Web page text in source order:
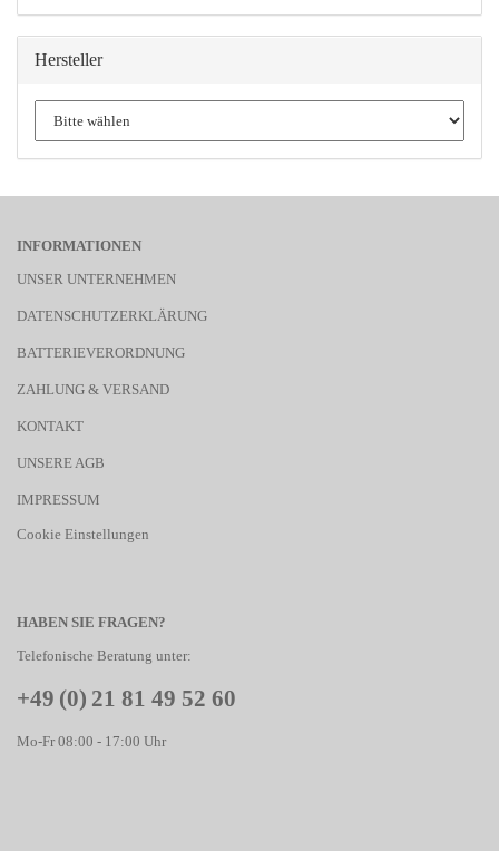
Hersteller
INFORMATIONEN
UNSER UNTERNEHMEN
DATENSCHUTZERKLÄRUNG
BATTERIEVERORDNUNG
ZAHLUNG & VERSAND
KONTAKT
UNSERE AGB
IMPRESSUM
Cookie Einstellungen
HABEN SIE FRAGEN?
Telefonische Beratung unter:
+49 (0) 21 81 49 52 60
Mo-Fr 08:00 - 17:00 Uhr